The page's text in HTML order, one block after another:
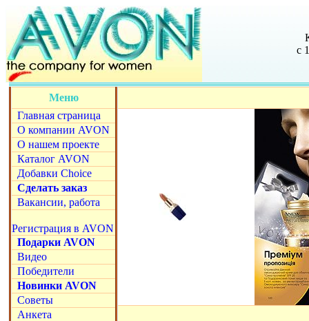
с
Меню
Главная страница
О компании AVON
О нашем проекте
Каталог AVON
Добавки Choice
Сделать заказ
Вакансии, работа
Регистрация в AVON
Подарки AVON
Видео
Победители
Новинки AVON
Советы
Анкета